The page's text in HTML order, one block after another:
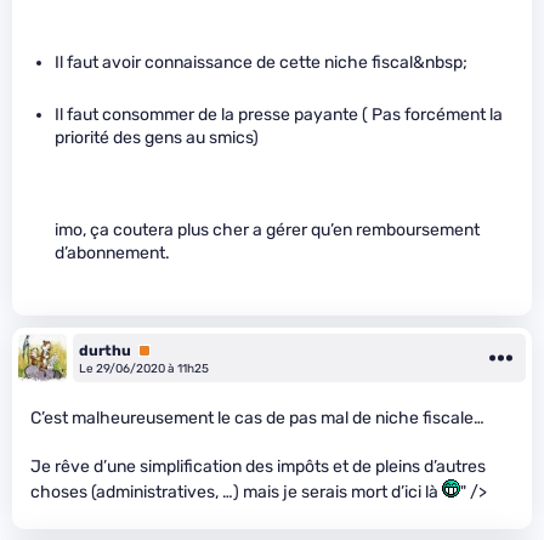
Il faut avoir connaissance de cette niche fiscal&nbsp;
Il faut consommer de la presse payante ( Pas forcément la
priorité des gens au smics)
imo, ça coutera plus cher a gérer qu’en remboursement
d’abonnement.
durthu
Premium
Le 29/06/2020 à 11h25
C’est malheureusement le cas de pas mal de niche fiscale…
Je rêve d’une simplification des impôts et de pleins d’autres
choses (administratives, …) mais je serais mort d’ici là
" />